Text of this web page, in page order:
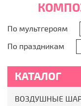
По мультгероям
По праздникам
КАТАЛОГ
ВОЗДУШНЫЕ